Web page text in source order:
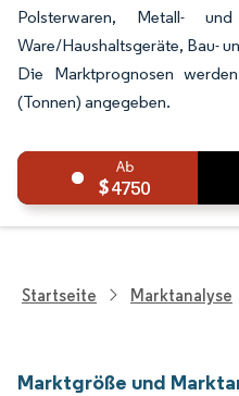
Polsterwaren, Metall-
Ware/Haushaltsgeräte, Bau-
Die Marktprognosen
(Tonnen) angegeben.
4750
Startseite Marktanalyse
Marktgröße und